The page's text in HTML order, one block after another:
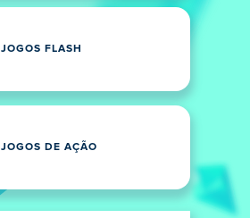
JOGOS FLASH
JOGOS DE AÇÃO